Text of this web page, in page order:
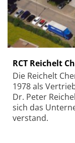
RCT Reichelt
Die Reichelt
1978 als
Dr. Peter
sich das
verstand.